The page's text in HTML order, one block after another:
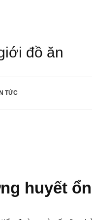
đồ ăn
TỨC
huyết